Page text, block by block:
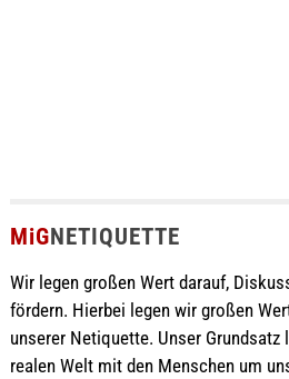
MiGNETIQUETTE
Wir legen großen Wert darauf,
fördern. Hierbei legen wir großen
unserer Netiquette. Unser
realen Welt mit den Menschen um